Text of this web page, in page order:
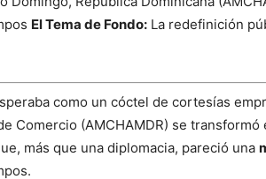
El Tema de Fondo: La redefinición
como un cóctel de cortesías
Comercio (AMCHAMDR) se transformó
más que una diplomacia, pareció una